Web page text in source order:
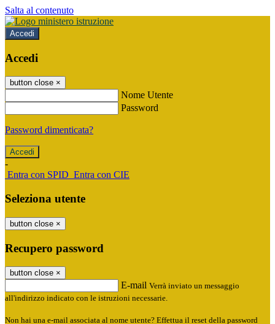
Salta al contenuto
Accedi
Accedi
button close ×
Nome Utente
Password
Password dimenticata?
-
Entra con SPID Entra con CIE
Seleziona utente
button close ×
Recupero password
button close ×
E-mail Verrà inviato un messaggio
all'indirizzo indicato con le istruzioni necessarie.
Non hai una e-mail associata al nome utente? Effettua il reset della password